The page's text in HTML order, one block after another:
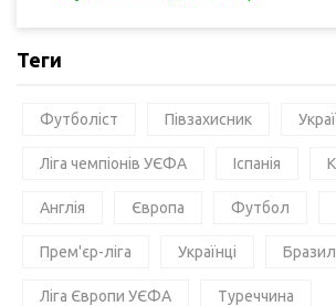
Теги
Футболіст Півзахисник
Ліга чемпіонів УЄФА Іспанія
Англія Європа Футбол
Прем'єр-ліга Українці
Ліга Європи УЄФА Туреччина